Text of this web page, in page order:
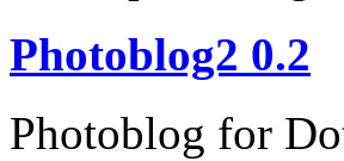
Photoblog2 0.2
Photoblog for